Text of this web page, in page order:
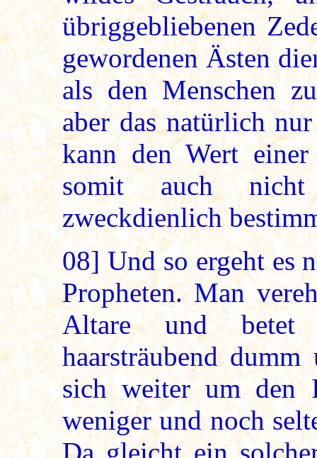
übriggebliebenen
gewordenen Ästen
als den Menschen
aber das natürlich
kann den Wert
somit auch
zweckdienlich
08] Und so ergeht es
Propheten. Man
Altare und
haarsträubend
sich weiter um den
weniger und noch
Da gleicht ein